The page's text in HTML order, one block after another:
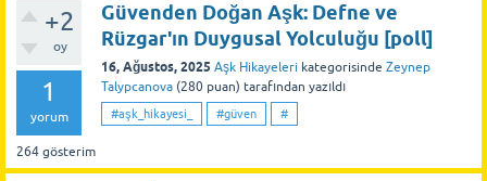
+2
oy
1
yorum
264 gösterim
Güvenden Doğan Aşk: Defne ve
Rüzgar'ın Duygusal Yolculuğu [poll]
16, Ağustos, 2025 Aşk Hikayeleri kategorisinde Zeynep
Talypcanova (280 puan) tarafından yazıldı
#aşk_hikayesi_ #güven #